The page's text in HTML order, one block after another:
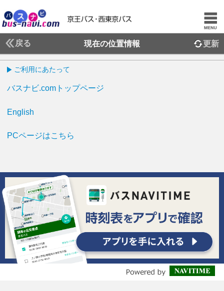
戻る 現在の位置情報 更新
ご利用にあたって
バスナビ.comトップページ
English
PCページはこちら